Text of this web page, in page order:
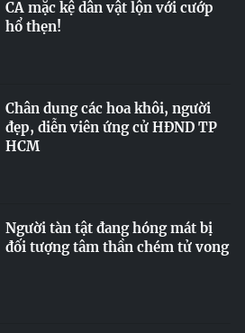
CA mặc kệ dân vật lộn với cướp
hổ thẹn!
Chân dung các hoa khôi, người
đẹp, diễn viên ứng cử HĐND TP
HCM
Người tàn tật đang hóng mát bị
đối tượng tâm thần chém tử vong